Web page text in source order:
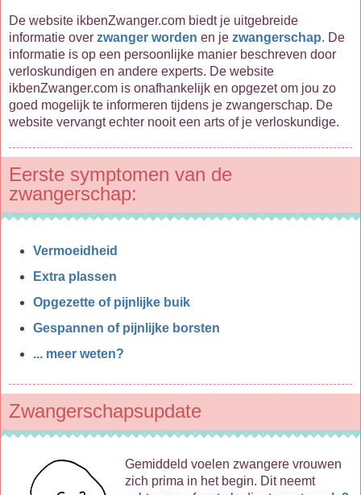
De website ikbenZwanger.com biedt je uitgebreide
informatie over zwanger worden en je zwangerschap. De
informatie is op een persoonlijke manier beschreven door
verloskundigen en andere experts. De website
ikbenZwanger.com is onafhankelijk en opgezet om jou zo
goed mogelijk te informeren tijdens je zwangerschap. De
website vervangt echter nooit een arts of je verloskundige.
Eerste symptomen van de
zwangerschap:
Vermoeidheid
Extra plassen
Opgezette of pijnlijke buik
Gespannen of pijnlijke borsten
... meer weten?
Zwangerschapsupdate
Gemiddeld voelen zwangere vrouwen
zich prima in het begin. Dit neemt